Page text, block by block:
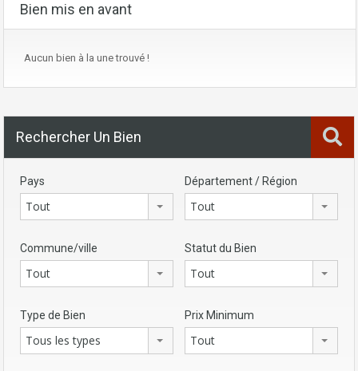
Bien mis en avant
Aucun bien à la une trouvé !
Rechercher Un Bien
Pays
Tout
Département / Région
Tout
Commune/ville
Tout
Statut du Bien
Tout
Type de Bien
Tous les types
Prix Minimum
Tout